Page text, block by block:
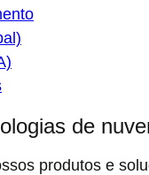
de
produtos e